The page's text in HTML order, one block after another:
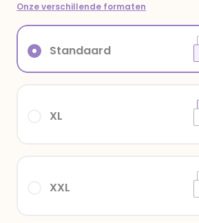
Onze verschillende formaten
XXL
XL
Standaard